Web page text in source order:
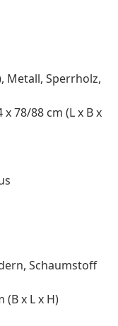
Metall, Sperrholz,
78/88 cm (L x B x
Schaumstoff
(B x L x H)